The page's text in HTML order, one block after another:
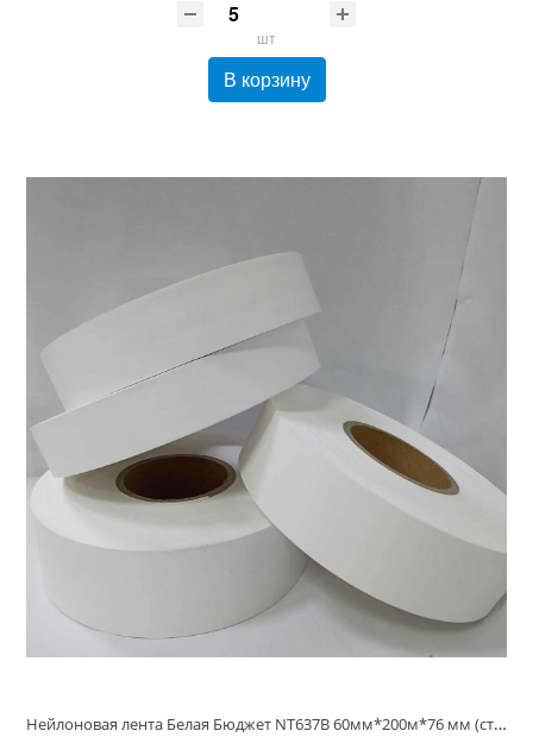
шт
В корзину
Нейлоновая лента Белая Бюджет NT637B 60мм*200м*76 мм (стирка до 60С)